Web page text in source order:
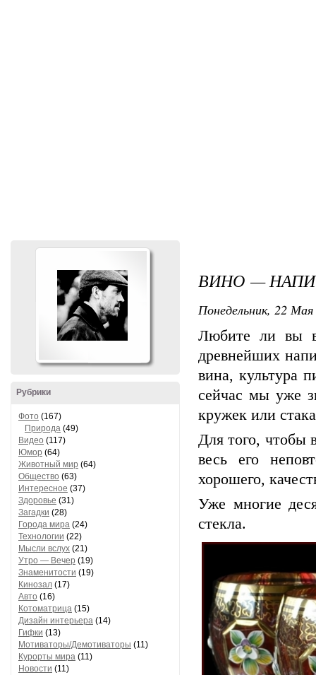
Рубрики
Фото (167)
Природа (49)
Видео (117)
Юмор (64)
Животный мир (64)
Общество (63)
Интересное (37)
Здоровье (31)
Загадки (28)
Города мира (24)
Технологии (22)
Мысли вслух (21)
Утро — Вечер (19)
Знаменитости (19)
Кинозал (17)
Авто (16)
Котоматрица (15)
Дизайн интерьера (14)
Гифки (13)
Мотиваторы/Демотиваторы (11)
Курорты мира (11)
Новости (11)
ВИНО —
Понедельник, 22
Любите ли вы
древнейших
вина, культура
сейчас мы уже
кружек или
Для того, чтобы
весь его
хорошего,
Уже многие
стекла.